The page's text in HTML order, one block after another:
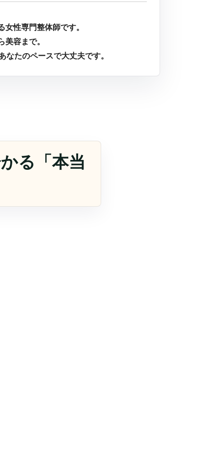
性専門整体師です。
容まで。
なたのペースで大丈夫です。
る「本当